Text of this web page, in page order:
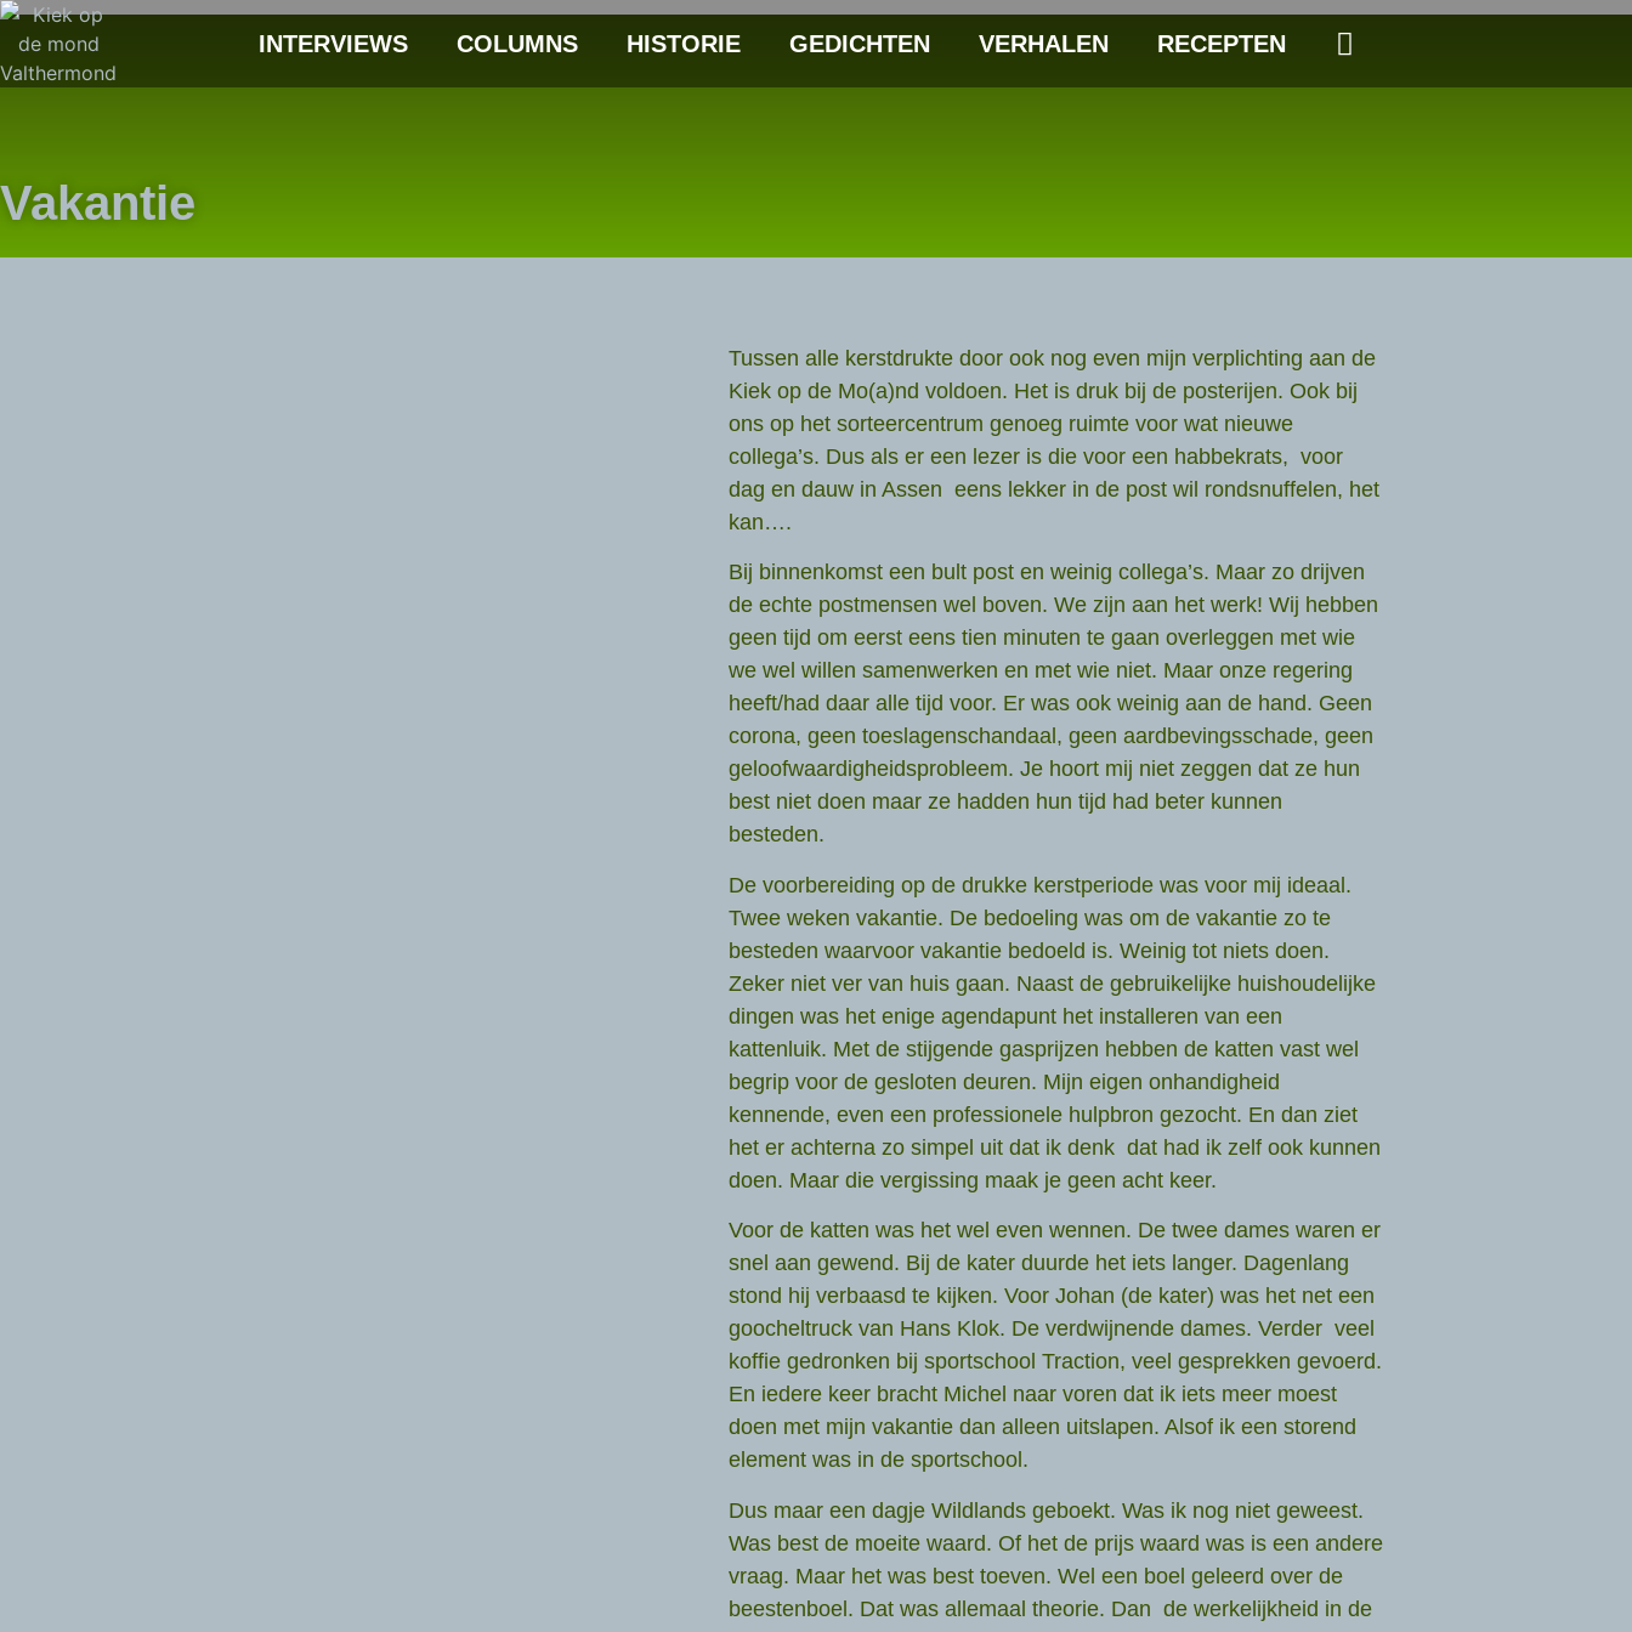
INTERVIEWS COLUMNS HISTORIE GEDICHTEN VERHALEN RECEPTEN
Vakantie
Tussen alle kerstdrukte door ook nog even mijn verplichting aan de
Kiek op de Mo(a)nd voldoen. Het is druk bij de posterijen. Ook bij
ons op het sorteercentrum genoeg ruimte voor wat nieuwe
collega’s. Dus als er een lezer is die voor een habbekrats, voor
dag en dauw in Assen eens lekker in de post wil rondsnuffelen, het
kan….
Bij binnenkomst een bult post en weinig collega’s. Maar zo drijven
de echte postmensen wel boven. We zijn aan het werk! Wij hebben
geen tijd om eerst eens tien minuten te gaan overleggen met wie
we wel willen samenwerken en met wie niet. Maar onze regering
heeft/had daar alle tijd voor. Er was ook weinig aan de hand. Geen
corona, geen toeslagenschandaal, geen aardbevingsschade, geen
geloofwaardigheidsprobleem. Je hoort mij niet zeggen dat ze hun
best niet doen maar ze hadden hun tijd had beter kunnen
besteden.
De voorbereiding op de drukke kerstperiode was voor mij ideaal.
Twee weken vakantie. De bedoeling was om de vakantie zo te
besteden waarvoor vakantie bedoeld is. Weinig tot niets doen.
Zeker niet ver van huis gaan. Naast de gebruikelijke huishoudelijke
dingen was het enige agendapunt het installeren van een
kattenluik. Met de stijgende gasprijzen hebben de katten vast wel
begrip voor de gesloten deuren. Mijn eigen onhandigheid
kennende, even een professionele hulpbron gezocht. En dan ziet
het er achterna zo simpel uit dat ik denk dat had ik zelf ook kunnen
doen. Maar die vergissing maak je geen acht keer.
Voor de katten was het wel even wennen. De twee dames waren er
snel aan gewend. Bij de kater duurde het iets langer. Dagenlang
stond hij verbaasd te kijken. Voor Johan (de kater) was het net een
goocheltruck van Hans Klok. De verdwijnende dames. Verder veel
koffie gedronken bij sportschool Traction, veel gesprekken gevoerd.
En iedere keer bracht Michel naar voren dat ik iets meer moest
doen met mijn vakantie dan alleen uitslapen. Alsof ik een storend
element was in de sportschool.
Dus maar een dagje Wildlands geboekt. Was ik nog niet geweest.
Was best de moeite waard. Of het de prijs waard was is een andere
vraag. Maar het was best toeven. Wel een boel geleerd over de
beestenboel. Dat was allemaal theorie. Dan de werkelijkheid in de